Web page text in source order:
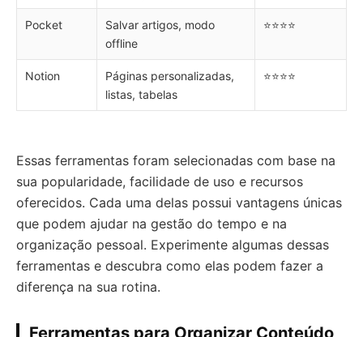
Pocket
Salvar artigos, modo
offline
⭐⭐⭐⭐
Notion
Páginas personalizadas,
listas, tabelas
⭐⭐⭐⭐
Essas ferramentas foram selecionadas com base na
sua popularidade, facilidade de uso e recursos
oferecidos. Cada uma delas possui vantagens únicas
que podem ajudar na gestão do tempo e na
organização pessoal. Experimente algumas dessas
ferramentas e descubra como elas podem fazer a
diferença na sua rotina.
Ferramentas para Organizar Conteúdo